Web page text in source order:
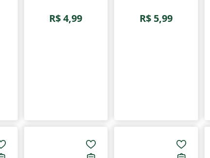
R$ 4,99 R$ 5,99